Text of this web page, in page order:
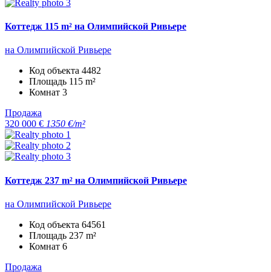
Коттедж 115 m² на Олимпийской Ривьере
на Олимпийской Ривьере
Код объекта 4482
Площадь 115 m²
Комнат 3
Продажа
320 000 € 1350 €/m²
Коттедж 237 m² на Олимпийской Ривьере
на Олимпийской Ривьере
Код объекта 64561
Площадь 237 m²
Комнат 6
Продажа